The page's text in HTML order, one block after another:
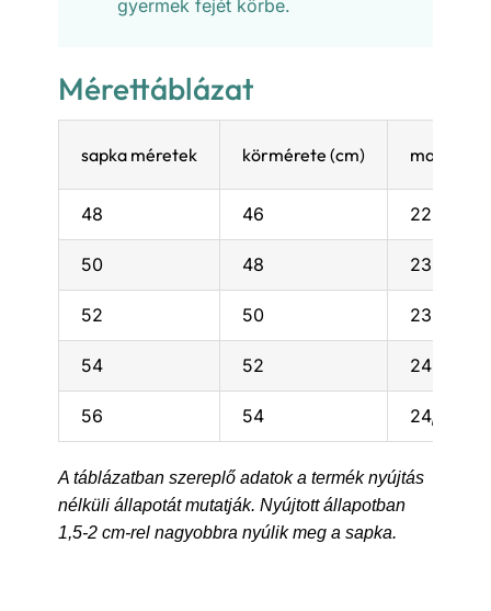
gyermek fejét körbe.
Mérettáblázat
sapka méretek körmérete (cm)
48 46 22,5
50 48 23
52 50 23,5
54 52 24
56 54 24,5
A táblázatban szereplő adatok a termék nyújtás
nélküli állapotát mutatják. Nyújtott állapotban
1,5-2 cm-rel nagyobbra nyúlik meg a sapka.